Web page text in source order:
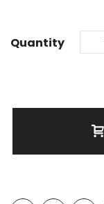
Quantity